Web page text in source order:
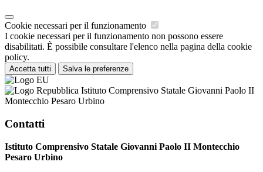
Cookie necessari per il funzionamento
I cookie necessari per il funzionamento non possono essere
disabilitati. È possibile consultare l'elenco nella pagina della cookie
policy.
Accetta tutti Salva le preferenze
Istituto Comprensivo Statale Giovanni Paolo II
Montecchio Pesaro Urbino
Contatti
Istituto Comprensivo Statale Giovanni Paolo II Montecchio
Pesaro Urbino